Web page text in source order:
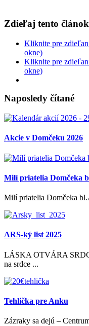
Zdieľaj tento
Kliknite pre
okne)
Kliknite pre
okne)
Naposledy čítané
Akcie v Domčeku 2026
Milí priatelia Domčeka
Milí priatelia Domčeka
ARS-ký list 2025
LÁSKA OTVÁRA
na srdce ...
Tehlička pre Anku
Zázraky sa dejú –